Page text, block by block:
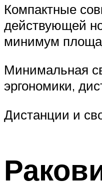
Компактные
действующей
минимум
Минимальная
эргономики,
Дистанции и